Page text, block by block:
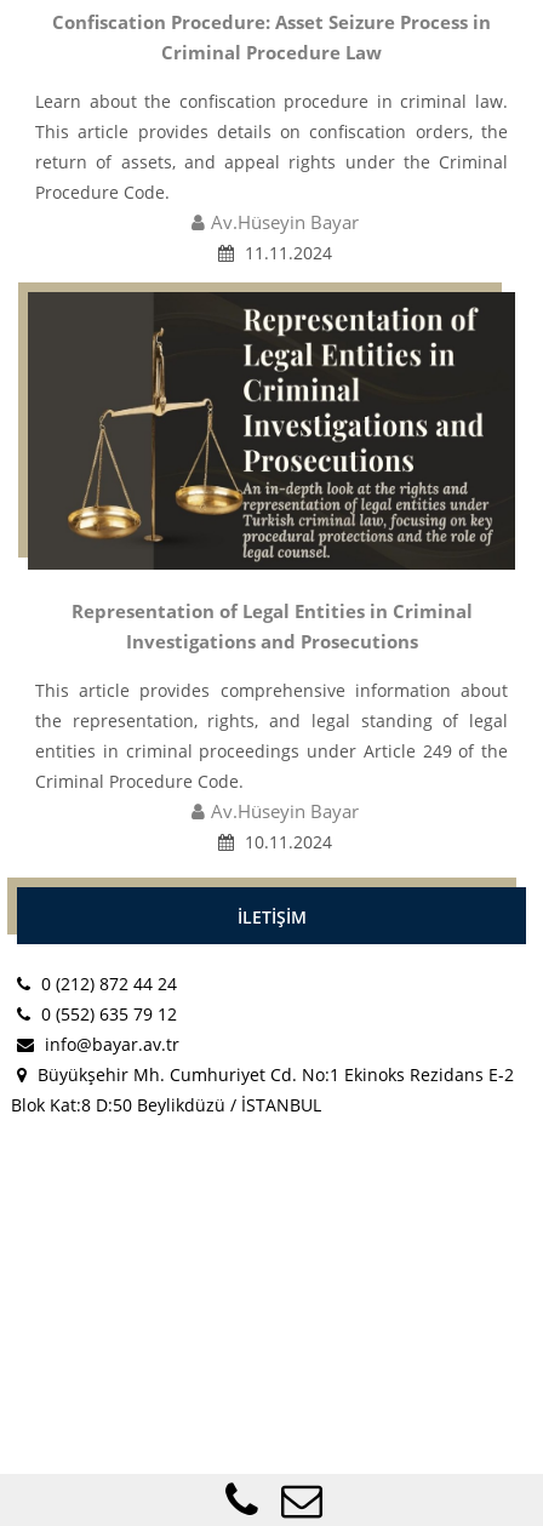
Confiscation Procedure: Asset Seizure Process in
Criminal Procedure Law
Learn about the confiscation procedure in criminal law.
This article provides details on confiscation orders, the
return of assets, and appeal rights under the Criminal
Procedure Code.
Av.Hüseyin Bayar
11.11.2024
Representation of Legal Entities in Criminal
Investigations and Prosecutions
This article provides comprehensive information about
the representation, rights, and legal standing of legal
entities in criminal proceedings under Article 249 of the
Criminal Procedure Code.
Av.Hüseyin Bayar
10.11.2024
İLETİŞİM
0 (212) 872 44 24
0 (552) 635 79 12
info@bayar.av.tr
Büyükşehir Mh. Cumhuriyet Cd. No:1 Ekinoks Rezidans E-2
Blok Kat:8 D:50 Beylikdüzü / İSTANBUL